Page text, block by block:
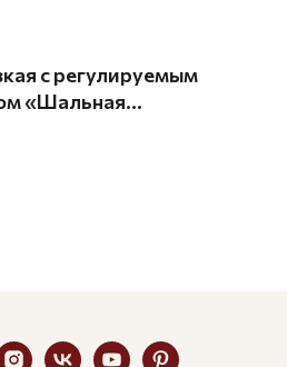
с регулируемым
«Шальная